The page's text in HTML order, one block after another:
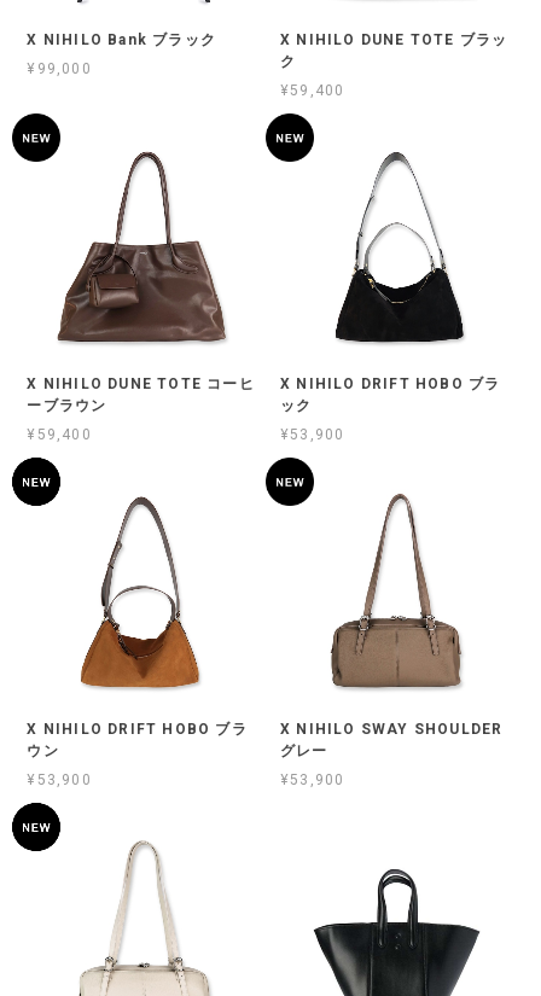
X NIHILO Bank ブラック
¥99,000
X NIHILO DUNE TOTE ブラッ
ク
¥59,400
X NIHILO DUNE TOTE コーヒ
ーブラウン
¥59,400
X NIHILO DRIFT HOBO ブラ
ック
¥53,900
X NIHILO DRIFT HOBO ブラ
ウン
¥53,900
X NIHILO SWAY SHOULDER
グレー
¥53,900